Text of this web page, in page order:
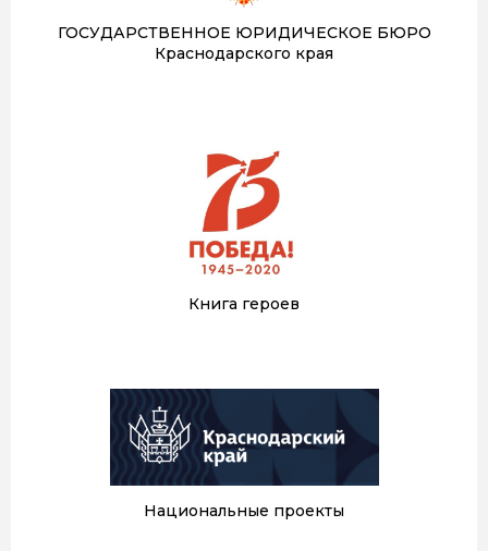
ГОСУДАРСТВЕННОЕ ЮРИДИЧЕСКОЕ БЮРО
Краснодарского края
Книга героев
Национальные проекты